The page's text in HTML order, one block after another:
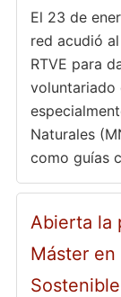
El 23 de
red acudió
RTVE para
voluntariado
Naturales
como guías
Abierta la
Máster